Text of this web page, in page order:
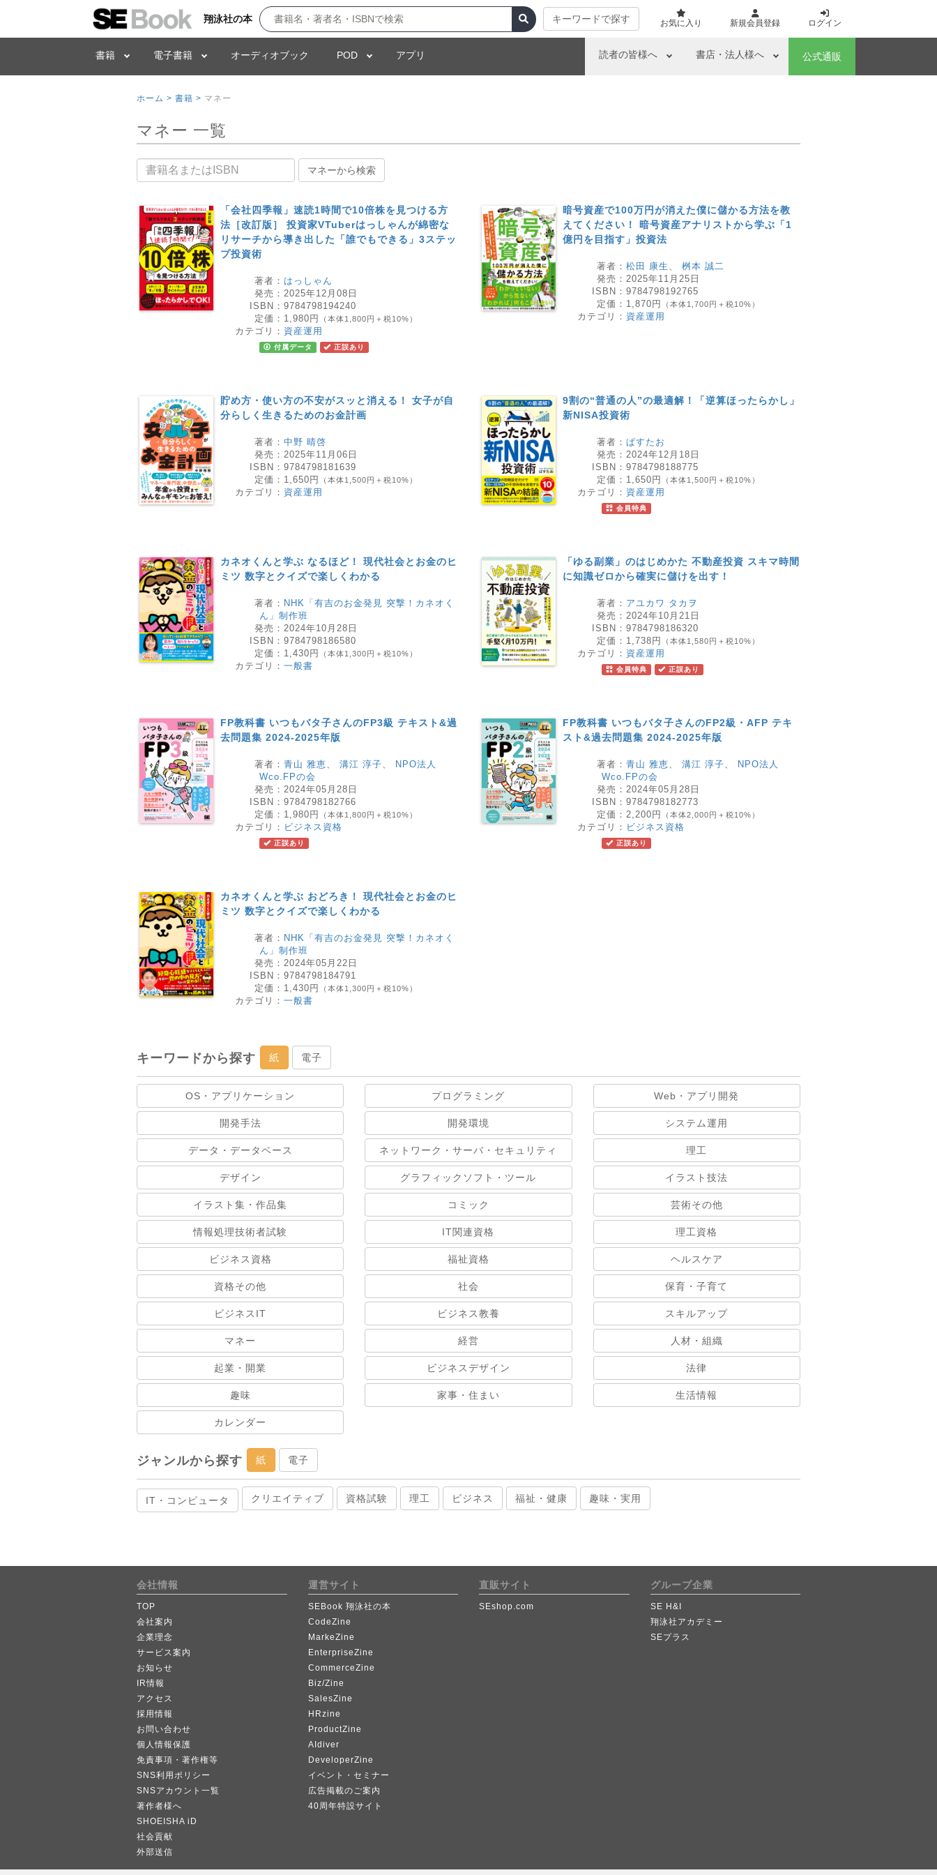
翔泳社の本 キーワードで探す お気に入り 新規会員登録 ログイン
書籍 電子書籍 オーディオブック POD アプリ 読者の皆様へ 書店・法人様へ 公式通販
ホーム > 書籍 > マネー
マネー 一覧
書籍名 マネーから検索
「会社四季報」速読1時間で10倍株を見つける方
法［改訂版］ 投資家VTuberはっしゃんが綿密な
リサーチから導き出した「誰でもできる」3ステッ
プ投資術
著者： はっしゃん
発売： 2025年12月08日
ISBN： 9784798194240
定価： 1,980円 （本体1,800円＋税10%）
カテゴリ： 資産運用
付属データ 正誤あり
暗号資産で100万円が消えた僕に儲かる方法を教
えてください！ 暗号資産アナリストから学ぶ「1
億円を目指す」投資法
著者： 松田 康生 、 桝本 誠二
発売： 2025年11月25日
ISBN： 9784798192765
定価： 1,870円 （本体1,700円＋税10%）
カテゴリ： 資産運用
貯め方・使い方の不安がスッと消える！ 女子が自
分らしく生きるためのお金計画
著者： 中野 晴啓
発売： 2025年11月06日
ISBN： 9784798181639
定価： 1,650円 （本体1,500円＋税10%）
カテゴリ： 資産運用
9割の“普通の人”の最適解！「逆算ほったらかし」
新NISA投資術
著者： ぱすたお
発売： 2024年12月18日
ISBN： 9784798188775
定価： 1,650円 （本体1,500円＋税10%）
カテゴリ： 資産運用
会員特典
カネオくんと学ぶ なるほど！ 現代社会とお金のヒ
ミツ 数字とクイズで楽しくわかる
著者： NHK「有吉のお金発見 突撃！カネオく
ん」制作班
発売： 2024年10月28日
ISBN： 9784798186580
定価： 1,430円 （本体1,300円＋税10%）
カテゴリ： 一般書
「ゆる副業」のはじめかた 不動産投資 スキマ時間
に知識ゼロから確実に儲けを出す！
著者： アユカワ タカヲ
発売： 2024年10月21日
ISBN： 9784798186320
定価： 1,738円 （本体1,580円＋税10%）
カテゴリ： 資産運用
会員特典 正誤あり
FP教科書 いつもバタ子さんのFP3級 テキスト&過
去問題集 2024-2025年版
著者： 青山 雅恵、 溝江 淳子、
NPO法人
Wco.FPの会
発売： 2024年05月28日
ISBN： 9784798182766
定価： 1,980円 （本体1,800円＋税10%）
カテゴリ： ビジネス資格
正誤あり
FP教科書 いつもバタ子さんのFP2級・AFP テキ
スト&過去問題集 2024-2025年版
著者： 青山 雅恵、 溝江 淳子、
NPO法人
Wco.FPの会
発売： 2024年05月28日
ISBN： 9784798182773
定価： 2,200円 （本体2,000円＋税10%）
カテゴリ： ビジネス資格
正誤あり
カネオくんと学ぶ おどろき！ 現代社会とお金のヒ
ミツ 数字とクイズで楽しくわかる
著者： NHK「有吉のお金発見 突撃！カネオく
ん」制作班
発売： 2024年05月22日
ISBN： 9784798184791
定価： 1,430円 （本体1,300円＋税10%）
カテゴリ： 一般書
キーワードから探す 紙 電子
OS・アプリケーション プログラミング Web・アプリ開発
開発手法 開発環境 システム運用
データ・データベース ネットワーク・サーバ・セキュリティ 理工
デザイン グラフィックソフト・ツール イラスト技法
イラスト集・作品集 コミック 芸術その他
情報処理技術者試験 IT関連資格 理工資格
ビジネス資格 福祉資格 ヘルスケア
資格その他 社会 保育・子育て
ビジネスIT ビジネス教養 スキルアップ
マネー 経営 人材・組織
起業・開業 ビジネスデザイン 法律
趣味 家事・住まい 生活情報
カレンダー
ジャンルから探す 紙 電子
IT・コンピュータ クリエイティブ 資格試験 理工 ビジネス 福祉・健康 趣味・実用
会社情報
TOP
会社案内
企業理念
サービス案内
お知らせ
IR情報
アクセス
採用情報
お問い合わせ
個人情報保護
免責事項・著作権等
SNS利用ポリシー
SNSアカウント一覧
著作者様へ
SHOEISHA iD
社会貢献
外部送信
運営サイト
SEBook 翔泳社の本
CodeZine
MarkeZine
EnterpriseZine
CommerceZine
Biz/Zine
SalesZine
HRzine
ProductZine
AIdiver
DeveloperZine
イベント・セミナー
広告掲載のご案内
40周年特設サイト
直販サイト
SEshop.com
グループ企業
SE H&I
翔泳社アカデミー
SEプラス